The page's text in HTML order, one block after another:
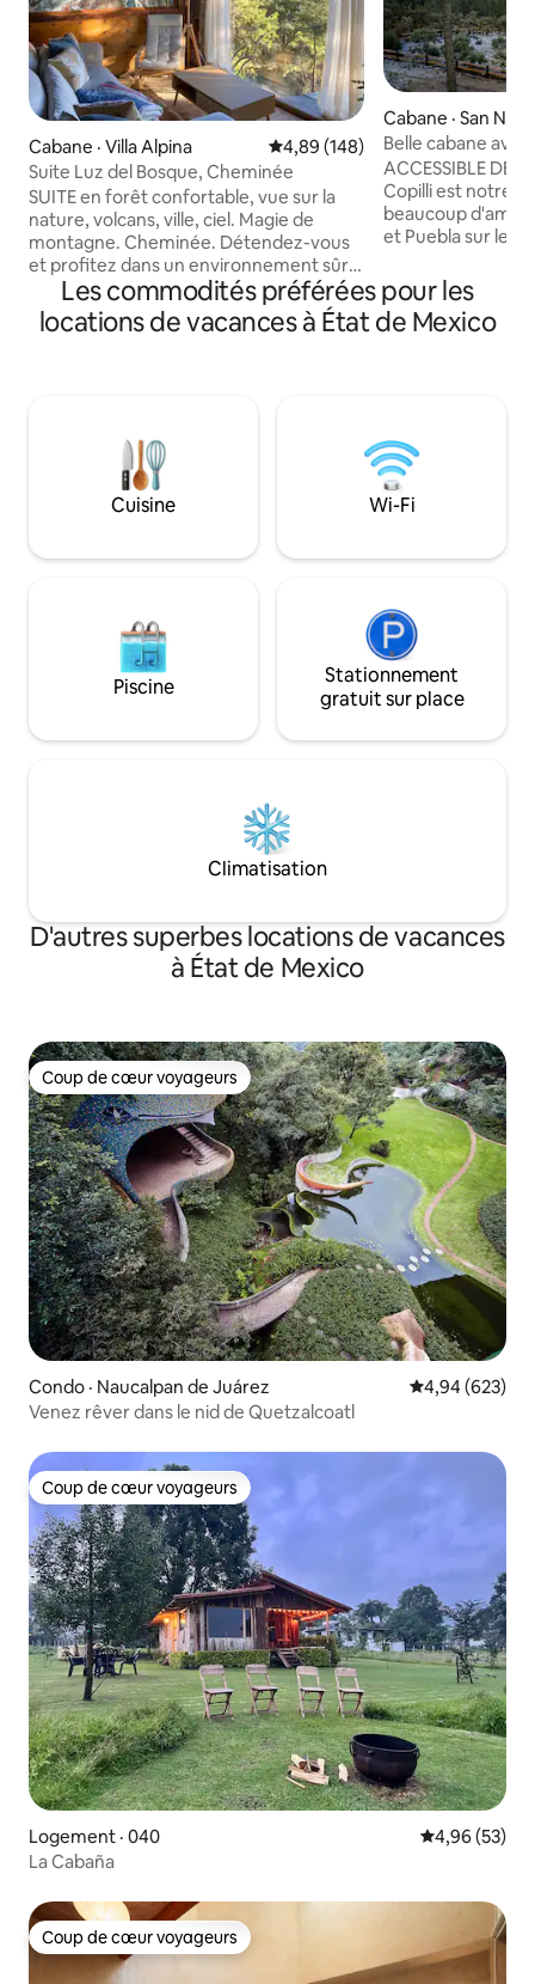
Cabane · Villa Alpina Note moyenne de 4,89 sur 5,
4,89 (148)
Suite Luz del Bosque, Cheminée
SUITE en forêt confortable, vue sur la
nature, volcans, ville, ciel. Magie de
montagne. Cheminée. Détendez-vous
et profitez dans un environnement sûr,
à 1100 m au-dessus de Mexico. À 40
minutes d'Interlomas et de Toluca. Idéal
pour une escapade amoureuse, en
Quartier des maisons de campagne avec
surveillance, près de la nouvelle
autoroute. Salon, cheminée, salle à
manger, kitchenette 2 chambres 2 salles
barbecue, écran, Wi-Fi.
Cabane · San
chos
Belle cabane
volcan
ACCESSIBLE DE
Copilli est notre
beaucoup
et Puebla sur le
personnes qui
de la technologie
nature. Le chalet est HORS RÉSEAU : pas
haute montagne,
frais et des
un endroit pour
de la vue sur le
Les commodités préférées pour les
locations de vacances à État de Mexico
Cuisine Wi-Fi
Piscine
Stationnement
gratuit sur place
Climatisation
D'autres superbes locations de vacances
à État de Mexico
Coup de cœur voyageurs
Coup de cœur voyageurs
Condo · Naucalpan de Juárez Note
4,94 (623)
Venez rêver dans le nid de Quetzalcoatl
Coup de cœur voyageurs
Coup de cœur voyageurs
Logement · 040 Note
4,96 (53)
La Cabaña
Coup de cœur voyageurs
Coup de cœur voyageurs